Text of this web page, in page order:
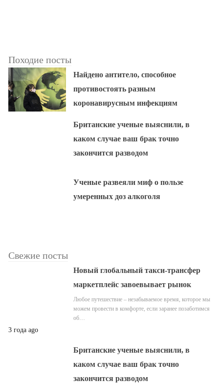
Походие посты
Найдено антитело, способное
противостоять разным
коронавирусным инфекциям
Британские ученые выяснили, в
каком случае ваш брак точно
закончится разводом
Ученые развеяли миф о пользе
умеренных доз алкоголя
Свежие посты
Новый глобальный такси-трансфер
маркетплейс завоевывает рынок
Любое путешествие – незабываемое время, которое мы
можем провести в комфорте, если заранее позаботимся
об…
3 года ago
Британские ученые выяснили, в
каком случае ваш брак точно
закончится разводом